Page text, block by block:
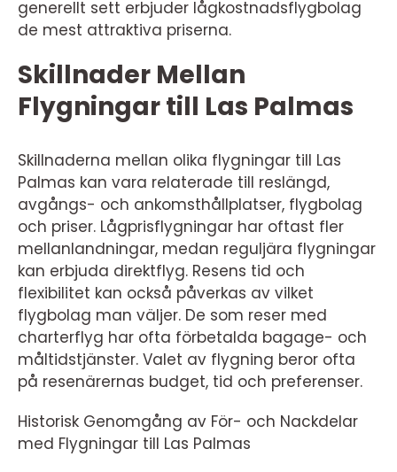
generellt sett erbjuder lågkostnadsflygbolag
de mest attraktiva priserna.
Skillnader Mellan
Flygningar till Las Palmas
Skillnaderna mellan olika flygningar till Las
Palmas kan vara relaterade till reslängd,
avgångs- och ankomsthållplatser, flygbolag
och priser. Lågprisflygningar har oftast fler
mellanlandningar, medan reguljära flygningar
kan erbjuda direktflyg. Resens tid och
flexibilitet kan också påverkas av vilket
flygbolag man väljer. De som reser med
charterflyg har ofta förbetalda bagage- och
måltidstjänster. Valet av flygning beror ofta
på resenärernas budget, tid och preferenser.
Historisk Genomgång av För- och Nackdelar
med Flygningar till Las Palmas